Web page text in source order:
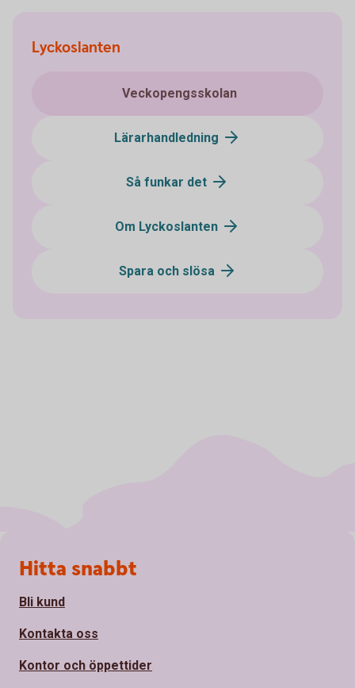
Lyckoslanten
Veckopengsskolan
Lärarhandledning
Så funkar det
Om Lyckoslanten
Spara och slösa
Sidfot
Hitta snabbt
Bli kund
Kontakta oss
Kontor och öppettider